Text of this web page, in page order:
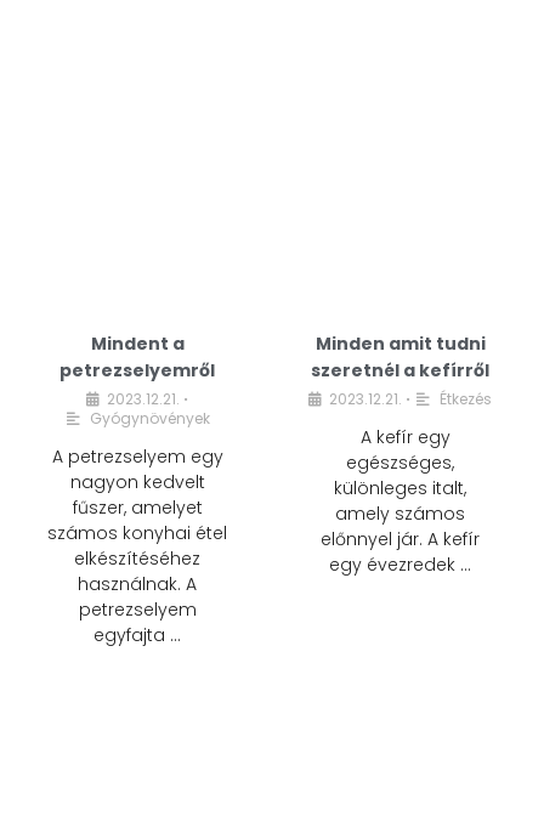
Mindent a
petrezselyemről
2023.12.21. •
Gyógynövények
A petrezselyem egy
nagyon kedvelt
fűszer, amelyet
számos konyhai étel
elkészítéséhez
használnak. A
petrezselyem
egyfajta …
Minden amit tudni
szeretnél a kefírről
2023.12.21. • Étkezés
A kefír egy
egészséges,
különleges italt,
amely számos
előnnyel jár. A kefír
egy évezredek …